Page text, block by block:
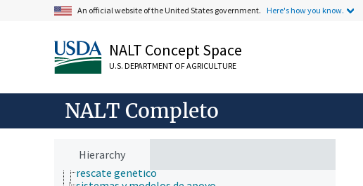
An official website of the United States government. Here's how you know.
NALT Concept Space
U.S. DEPARTMENT OF AGRICULTURE
NALT Completo
Hierarchy
ingeniería genética
localizaciones geográficas históricas
medicamentos
metodología
patología de insectos
procesos y condiciones patológicas
productos de insectos
regeneración de germoplasma
rescate genético